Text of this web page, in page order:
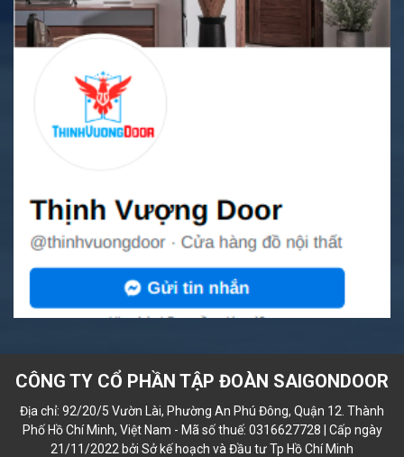
CÔNG TY CỔ PHẦN TẬP ĐOÀN SAIGONDOOR
Địa chỉ: 92/20/5 Vườn Lài, Phường An Phú Đông, Quận 12. Thành
Phố Hồ Chí Minh, Việt Nam - Mã số thuế: 0316627728 | Cấp ngày
21/11/2022 bởi Sở kế hoạch và Đầu tư Tp Hồ Chí Minh